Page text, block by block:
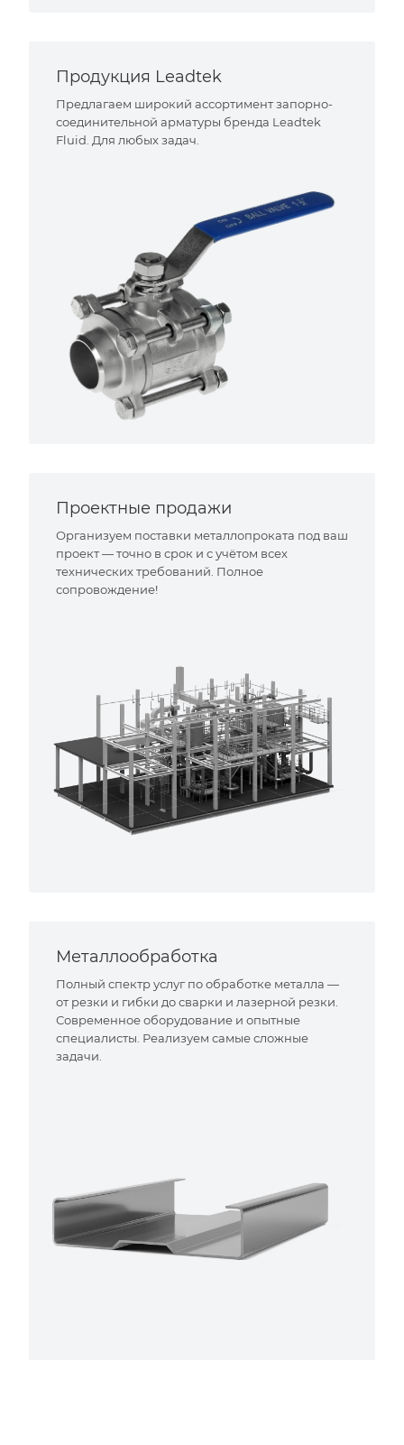
Продукция Leadtek
Предлагаем широкий ассортимент запорно-
соединительной арматуры бренда Leadtek
Fluid. Для любых задач.
Проектные продажи
Организуем поставки металлопроката под ваш
проект — точно в срок и с учётом всех
технических требований. Полное
сопровождение!
Металлообработка
Полный спектр услуг по обработке металла —
от резки и гибки до сварки и лазерной резки.
Современное оборудование и опытные
специалисты. Реализуем самые сложные
задачи.